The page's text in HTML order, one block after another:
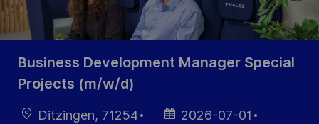
Business Development Manager Special
Projects (m/w/d)
LocationDitzingen, 71254
Posted2026-07-01